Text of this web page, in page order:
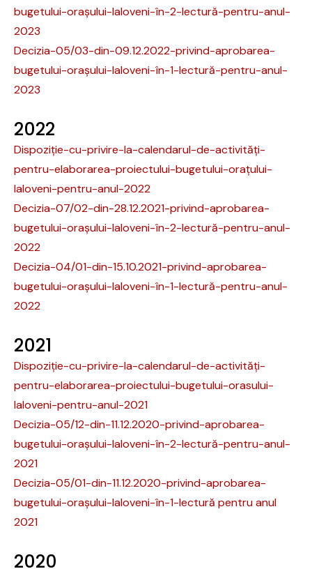
bugetului-orașului-Ialoveni-în-2-lectură-pentru-anul-
2023
Decizia-05/03-din-09.12.2022-privind-aprobarea-
bugetului-orașului-Ialoveni-în-1-lectură-pentru-anul-
2023
2022
Dispoziție-cu-privire-la-calendarul-de-activități-
pentru-elaborarea-proiectului-bugetului-orațului-
Ialoveni-pentru-anul-2022
Decizia-07/02-din-28.12.2021-privind-aprobarea-
bugetului-orașului-Ialoveni-în-2-lectură-pentru-anul-
2022
Decizia-04/01-din-15.10.2021-privind-aprobarea-
bugetului-orașului-Ialoveni-în-1-lectură-pentru-anul-
2022
2021
Dispoziție-cu-privire-la-calendarul-de-activități-
pentru-elaborarea-proiectului-bugetului-orasului-
Ialoveni-pentru-anul-2021
Decizia-05/12-din-11.12.2020-privind-aprobarea-
bugetului-orașului-Ialoveni-în-2-lectură-pentru-anul-
2021
Decizia-05/01-din-11.12.2020-privind-aprobarea-
bugetului-orașului-Ialoveni-în-1-lectură pentru anul
2021
2020